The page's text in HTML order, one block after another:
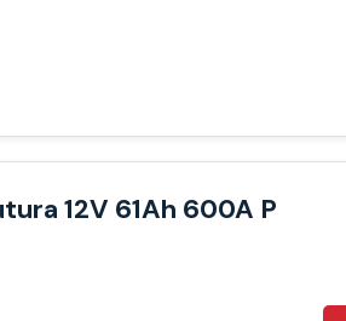
12V 61Ah 600A P